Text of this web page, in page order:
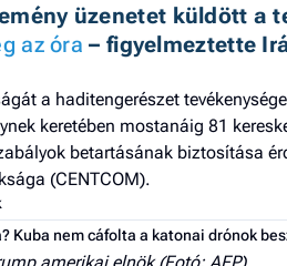
üzenetet küldött a
az óra – figyelmeztette
a haditengerészet
keretében mostanáig 81
betartásának biztosítása
(CENTCOM).
Kuba nem cáfolta a katonai drónok